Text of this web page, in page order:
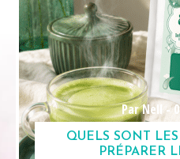
Par Nell -
QUELS SONT
PRÉPARER